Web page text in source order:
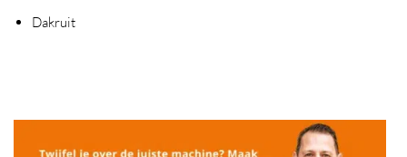
Dakruit